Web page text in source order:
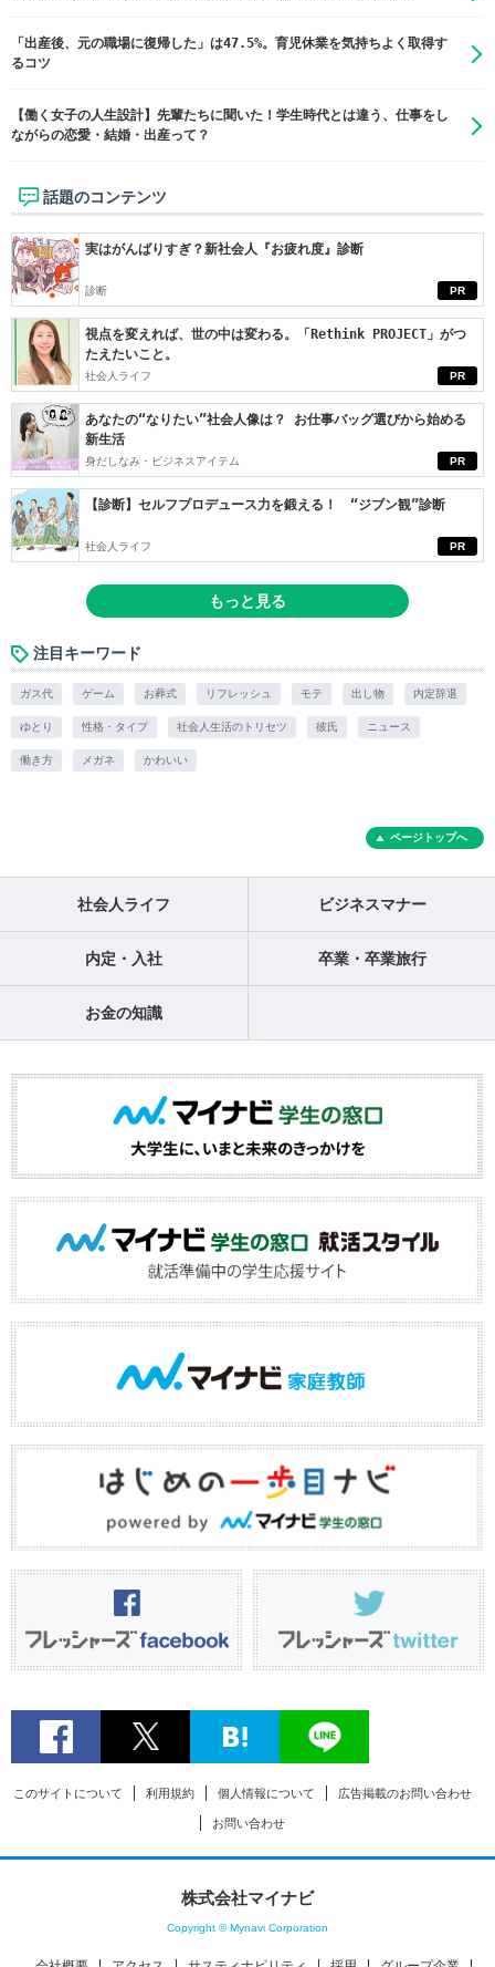
「出産後、元の職場に復帰した」は47.5%。育児休業を気持ちよく取得す
るコツ
【働く女子の人生設計】先輩たちに聞いた！学生時代とは違う、仕事をし
ながらの恋愛・結婚・出産って？
話題のコンテンツ
PR
実はがんばりすぎ？新社会人『お疲れ度』診断
診断
PR
視点を変えれば、世の中は変わる。「Rethink PROJECT」がつ
たえたいこと。
社会人ライフ
PR
あなたの“なりたい”社会人像は？ お仕事バッグ選びから始める
新生活
身だしなみ・ビジネスアイテム
PR
【診断】セルフプロデュース力を鍛える！ “ジブン観”診断
社会人ライフ
もっと見る
注目キーワード
ガス代 ゲーム お葬式 リフレッシュ モテ 出し物 内定辞退
ゆとり 性格・タイプ 社会人生活のトリセツ 彼氏 ニュース
働き方 メガネ かわいい
ページトップへ
社会人ライフ ビジネスマナー
内定・入社 卒業・卒業旅行
お金の知識
このサイトについて 利用規約 個人情報について 広告掲載のお問い合わせ
お問い合わせ
株式会社マイナビ
Copyright © Mynavi Corporation